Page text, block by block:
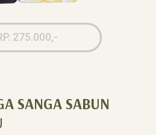
275.000,-
SANGA SABUN